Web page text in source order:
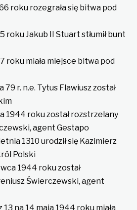
roku rozegrała się bitwa pod
roku Jakub II Stuart stłumił bunt
roku miała miejsce bitwa pod
79 r. n.e. Tytus Flawiusz został
1944 roku został rozstrzelany
agent Gestapo
1310 urodził się Kazimierz
Polski
1944 roku został
Świerczewski, agent
13 na 14 maja 1944 roku miała